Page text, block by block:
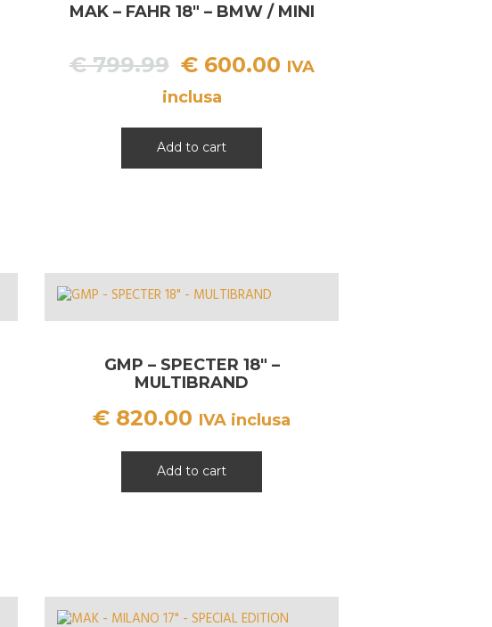
A!
MAK – FAHR 18″ – BMW / MINI
€799.99 Il
prezzo
era:
€ 799.99.
€600.00IlIVA
inclusa
Add to cart
GMP – SPECTER 18″ –
MULTIBRAND
€ 820.00 IVA inclusa
Add to cart